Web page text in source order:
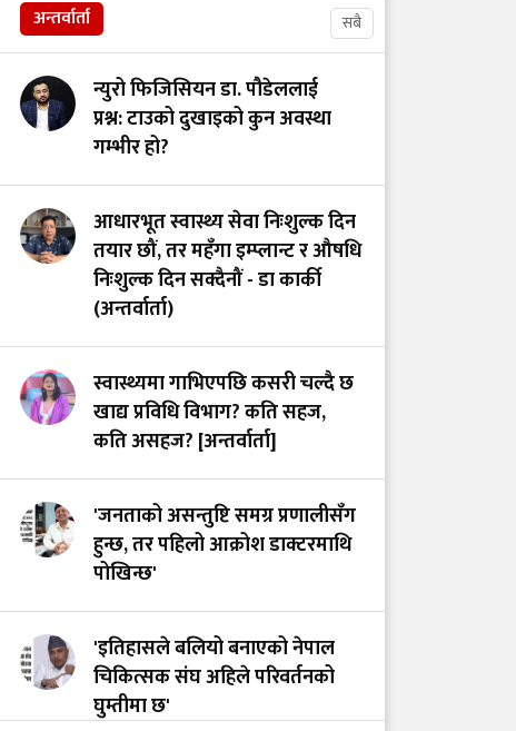
औषधि! कान्तिपुर भेट
डिस्ट्रिब्युटर्सद्वारा
विक्रेताहरूलाई सचेत रहन
अन्तर्वार्ता सबै
न्युरो फिजिसियन डा. पौडेललाई
प्रश्न: टाउको दुखाइको कुन अवस्था
गम्भीर हो?
आधारभूत स्वास्थ्य सेवा निःशुल्क दिन
तयार छौं, तर महँगा इम्प्लान्ट र औषधि
निःशुल्क दिन सक्दैनौं - डा कार्की
(अन्तर्वार्ता)
स्वास्थ्यमा गाभिएपछि कसरी चल्दै छ
खाद्य प्रविधि विभाग? कति सहज,
कति असहज? [अन्तर्वार्ता]
'जनताको असन्तुष्टि समग्र प्रणालीसँग
हुन्छ, तर पहिलो आक्रोश डाक्टरमाथि
पोखिन्छ'
'इतिहासले बलियो बनाएको नेपाल
चिकित्सक संघ अहिले परिवर्तनको
घुम्तीमा छ'